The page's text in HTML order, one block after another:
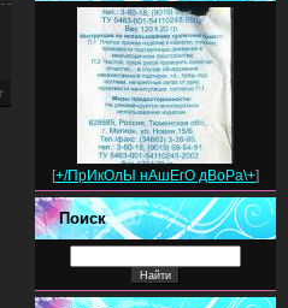
[+/ПрИкОлЫ нАшЕгО дВоРа\+]
Поиск